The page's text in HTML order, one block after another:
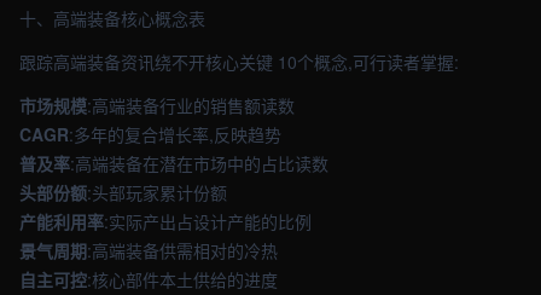
十、高端装备核心概念表
跟踪高端装备资讯绕不开核心关键 10个概念,可行读者掌握:
市场规模:高端装备行业的销售额读数
CAGR:多年的复合增长率,反映趋势
普及率:高端装备在潜在市场中的占比读数
头部份额:头部玩家累计份额
产能利用率:实际产出占设计产能的比例
景气周期:高端装备供需相对的冷热
自主可控:核心部件本土供给的进度